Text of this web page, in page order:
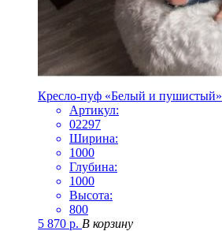
Кресло-пуф «Белый и пушистый»
Артикул:
02297
Ширина:
1000
Глубина:
1000
Высота:
800
5 870 р. В корзину